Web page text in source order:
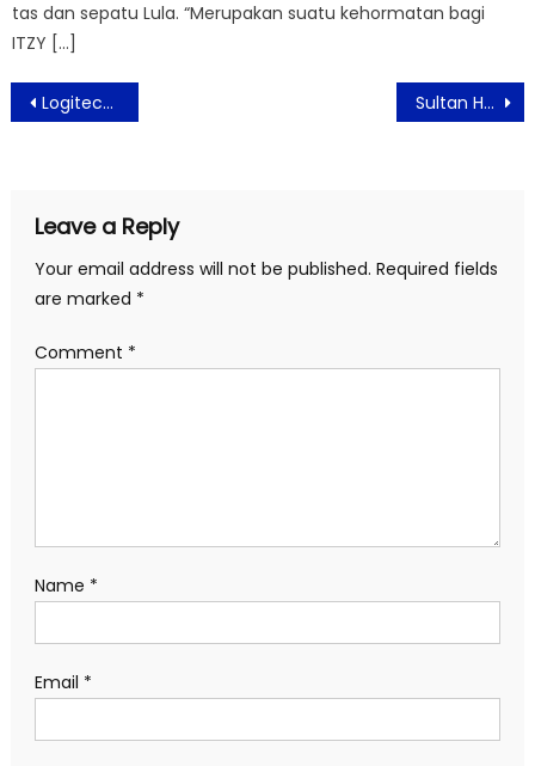
tas dan sepatu Lula. “Merupakan suatu kehormatan bagi
ITZY […]
Post
navigation
Logitech G Pro X Superlight Hadir Dalam Warna Pink Sultan HB X Terbitkan Peraturan Yogyakarta PPKM Level 3
Leave a Reply
Your email address will not be published. Required fields
are marked *
Comment *
Name *
Email *